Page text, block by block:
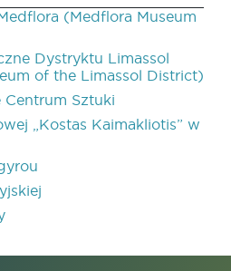
(Medflora Museum
Dystryktu Limassol
of the Limassol District)
Centrum Sztuki
„Kostas Kaimakliotis” w